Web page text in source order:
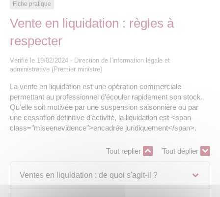
Eau et assainissement
Numérique
Annuaire de contacts
Les offres d’emploi de la communauté de
Nos publications
Fiche pratique
Vente en liquidation : règles à
respecter
Vérifié le 19/02/2024 - Direction de l'information légale et
administrative (Premier ministre)
La vente en liquidation est une opération commerciale
permettant au professionnel d'écouler rapidement son stock.
Qu'elle soit motivée par une suspension saisonnière ou par
une cessation définitive d'activité, la liquidation est <span
class="miseenevidence">encadrée juridiquement</span>.
Tout replier Tout déplier
Ventes en liquidation : de quoi s'agit-il ?